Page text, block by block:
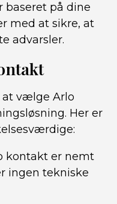
baseret på dine
med at sikre, at
advarsler.
at vælge Arlo
Her er
kontakt er nemt
ingen tekniske